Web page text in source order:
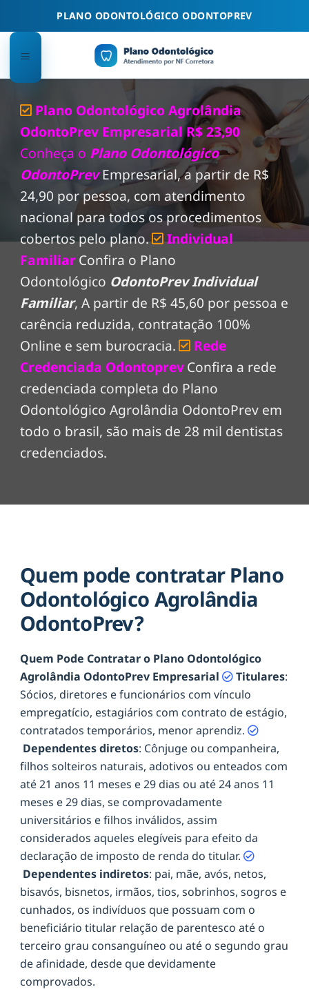
PLANO ODONTOLÓGICO ODONTOPREV
Plano Odontológico Agrolândia
OdontoPrev Empresarial R$ 23,90
Conheça o Plano Odontológico
OdontoPrev Empresarial, a partir de R$
24,90 por pessoa, com atendimento
nacional para todos os procedimentos
cobertos pelo plano.
Individual
FamiliarConfira o Plano
Odontológico OdontoPrev Individual
Familiar, A partir de R$ 45,60 por pessoa e
carência reduzida, contratação 100%
Online e sem burocracia.
Rede
Credenciada OdontoprevConfira a rede
credenciada completa do Plano
Odontológico Agrolândia OdontoPrev em
todo o brasil, são mais de 28 mil dentistas
credenciados.
Quem pode contratar Plano
Odontológico Agrolândia
OdontoPrev?
Quem Pode Contratar o Plano Odontológico
Agrolândia OdontoPrev Empresarial
Titulares:
Sócios, diretores e funcionários com vínculo
empregatício, estagiários com contrato de estágio,
contratados temporários, menor aprendiz.
Dependentes diretos: Cônjuge ou companheira,
filhos solteiros naturais, adotivos ou enteados com
até 21 anos 11 meses e 29 dias ou até 24 anos 11
meses e 29 dias, se comprovadamente
universitários e filhos inválidos, assim
considerados aqueles elegíveis para efeito da
declaração de imposto de renda do titular.
Dependentes indiretos: pai, mãe, avós, netos,
bisavós, bisnetos, irmãos, tios, sobrinhos, sogros e
cunhados, os indivíduos que possuam com o
beneficiário titular relação de parentesco até o
terceiro grau consanguíneo ou até o segundo grau
de afinidade, desde que devidamente
comprovados.